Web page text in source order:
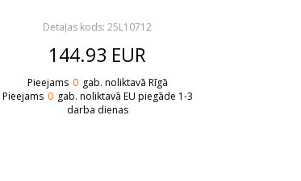
Detaļas kods: 25L10712
144.93 EUR
Pieejams 0 gab. noliktavā Rīgā
Pieejams 0 gab. noliktavā EU piegāde 1-3
darba dienas